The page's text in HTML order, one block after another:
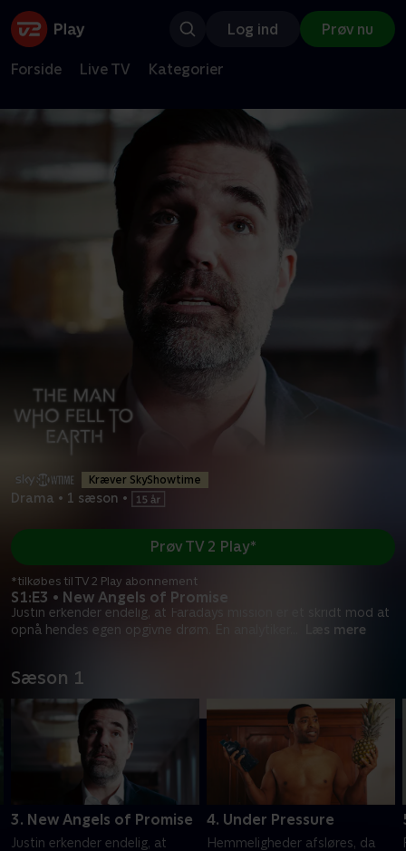
Log ind Prøv nu
Forside Live TV Kategorier
Kræver SkyShowtime
Drama • 1 sæson •
S1:E3 • New Angels of Promise
Justin erkender endelig, at Faradays mission er et skridt mod at
opnå hendes egen opgivne drøm. En analytiker
Læs mere
Prøv TV 2 Play*
*tilkøbes til TV 2 Play abonnement
Sæson 1
3. New Angels of Promise
Justin erkender endelig, at
4. Under Pressure
Hemmeligheder afsløres, da